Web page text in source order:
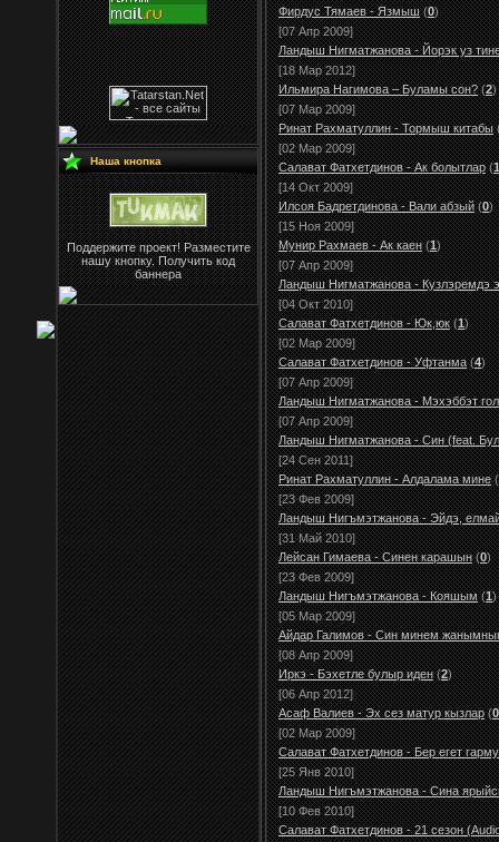
Наша кнопка
Поддержите проект! Разместите
нашу кнопку. Получить код
баннера
Фирдус Тямаев - Язмыш (0)
[07 Апр 2009]
Ландыш Нигматжанова - Йорэк уз
[18 Мар 2012]
Ильмира Нагимова – Буламы сон? (2)
[07 Мар 2009]
Ринат Рахматуллин - Тормыш китабы
[02 Мар 2009]
Салават Фатхетдинов - Ак болытлар (1
[14 Окт 2009]
Илсоя Бадретдинова - Вали абзый (0)
[15 Ноя 2009]
Мунир Рахмаев - Ак каен (1)
[07 Апр 2009]
Ландыш Нигматжанова - Кузлэремдэ
[04 Окт 2010]
Салават Фатхетдинов - Юк,юк (1)
[02 Мар 2009]
Салават Фатхетдинов - Уфтанма (4)
[07 Апр 2009]
Ландыш Нигматжанова - Мэхэббэт
[07 Апр 2009]
Ландыш Нигматжанова - Син (feat.
[24 Сен 2011]
Ринат Рахматуллин - Алдалама мине (
[23 Фев 2009]
Ландыш Нигъмэтжанова - Эйдэ,
[31 Май 2010]
Лейсан Гимаева - Синен карашын (0)
[23 Фев 2009]
Ландыш Нигъмэтжанова - Кояшым (1)
[05 Мар 2009]
Айдар Галимов - Син минем
[08 Апр 2009]
Иркэ - Бэхетле булыр иден (2)
[06 Апр 2012]
Асаф Валиев - Эх сез матур кызлар (0
[02 Мар 2009]
Салават Фатхетдинов - Бер егет
[25 Янв 2010]
Ландыш Нигъмэтжанова - Сина
[10 Фев 2010]
Салават Фатхетдинов - 21 сезон